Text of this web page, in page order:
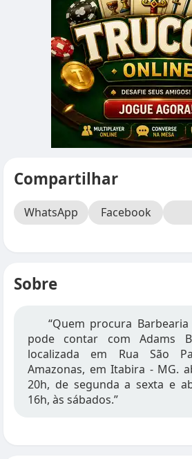
Compartilhar
WhatsApp Facebook
Sobre
“Quem procura
pode contar com Adams
localizada em Rua São
Amazonas, em Itabira - MG.
20h, de segunda a sexta e
16h, às sábados.”